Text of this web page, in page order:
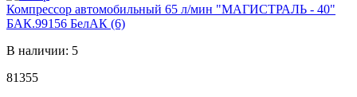
Компрессор автомобильный 65 л/мин "МАГИСТРАЛЬ - 40"
БАК.99156 БелАК (6)
В наличии: 5
81355